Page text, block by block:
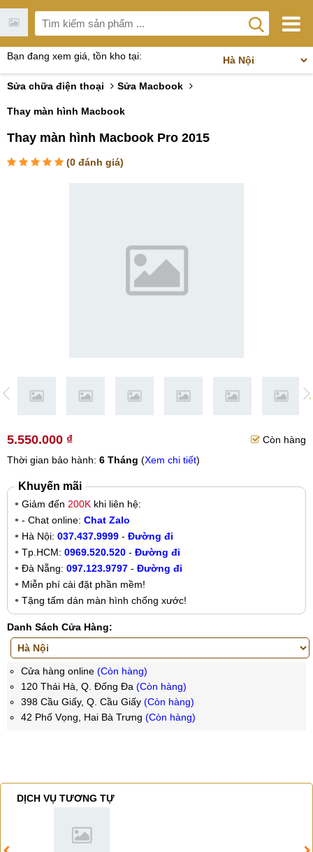
Bạn đang xem giá, tồn kho tại:
Sửa chữa điện thoại Sửa Macbook
Thay màn hình Macbook
Thay màn hình Macbook Pro 2015
(0 đánh giá)
5.550.000 ₫
Còn hàng
Thời gian bảo hành: 6 Tháng (Xem chi tiết)
Khuyến mãi
Giảm đến 200K khi liên hệ:
- Chat online: Chat Zalo
Hà Nội: 037.437.9999 - Đường đi
Tp.HCM: 0969.520.520 - Đường đi
Đà Nẵng: 097.123.9797 - Đường đi
Miễn phí cài đặt phần mềm!
Tặng tấm dán màn hình chống xước!
Danh Sách Cửa Hàng:
Cửa hàng online (Còn hàng)
120 Thái Hà, Q. Đống Đa (Còn hàng)
398 Cầu Giấy, Q. Cầu Giấy (Còn hàng)
42 Phố Vọng, Hai Bà Trưng (Còn hàng)
DỊCH VỤ TƯƠNG TỰ